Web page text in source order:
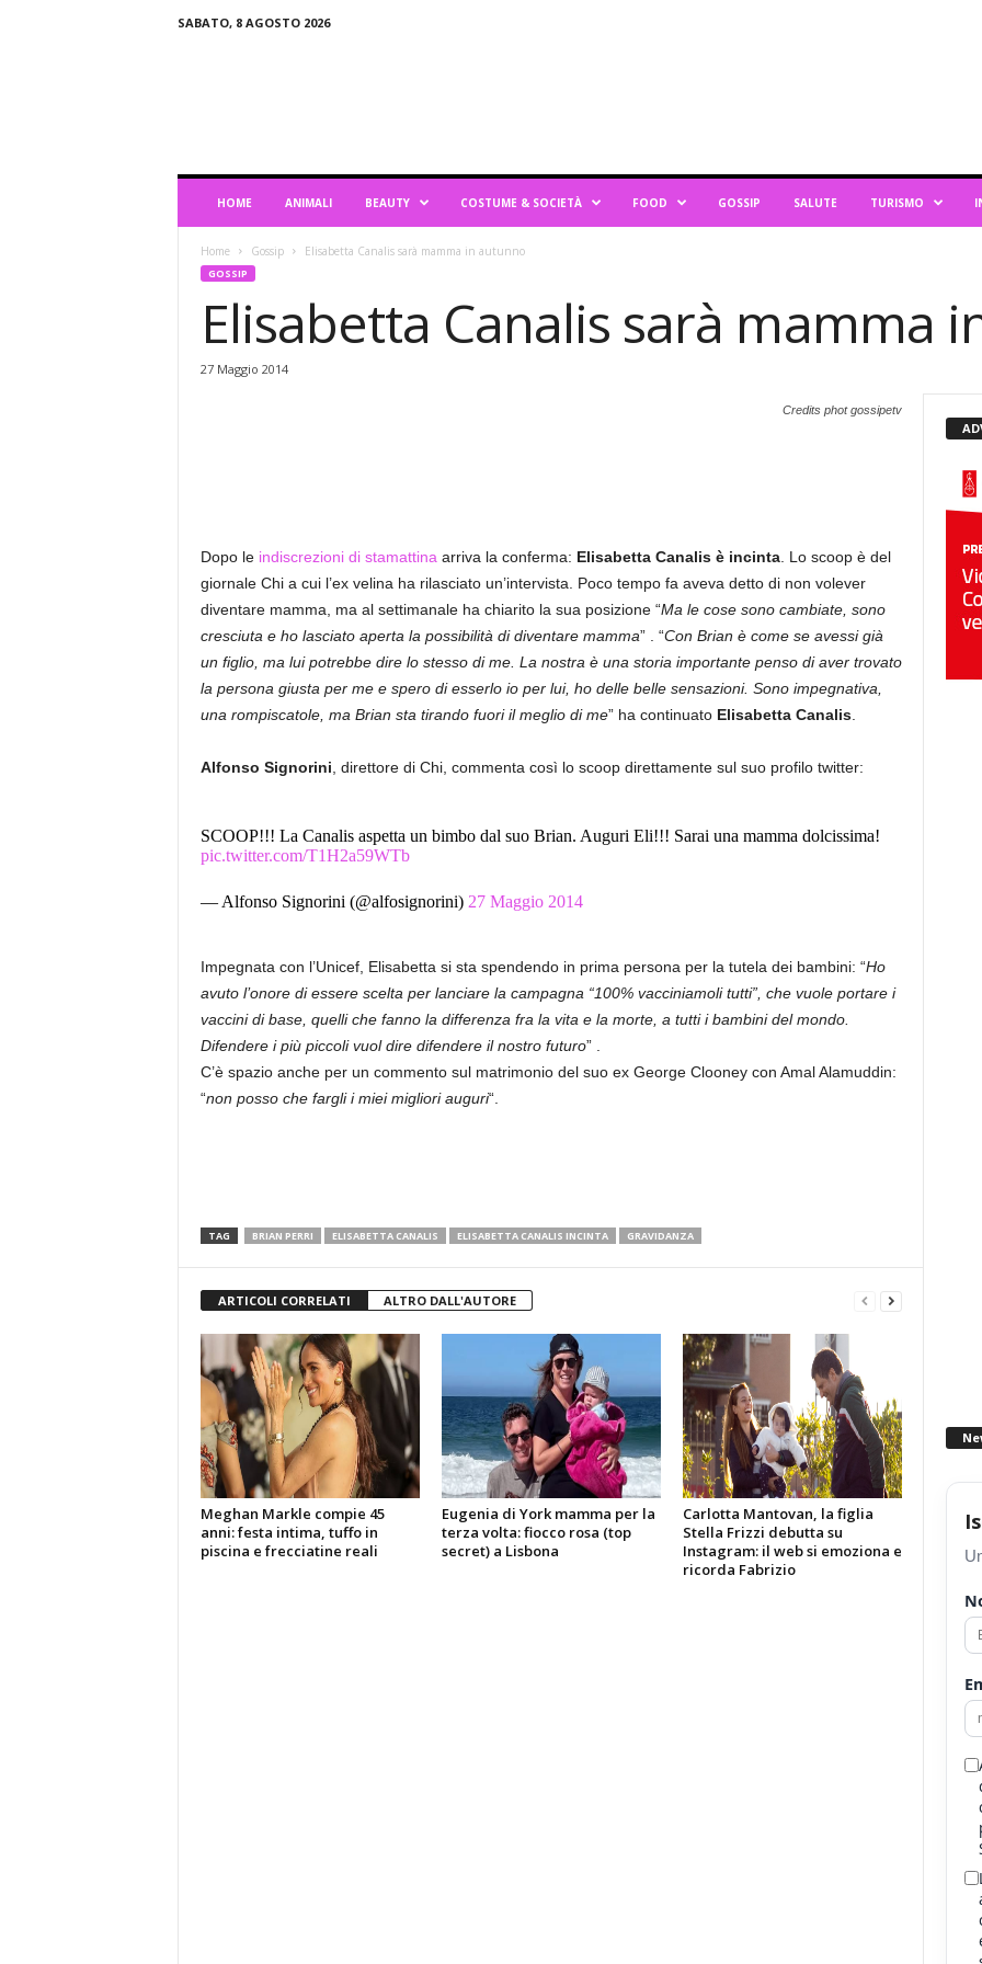
SABATO, 8 AGOSTO 2026
HOME ANIMALI BEAUTY COSTUME & SOCIETÀ FOOD GOSSIP SALUTE TURISMO
Home Gossip Elisabetta Canalis sarà mamma in autunno
GOSSIP
Elisabetta Canalis sarà mamma
27 Maggio 2014
Credits phot gossipetv
Dopo le indiscrezioni di stamattina arriva la conferma: Elisabetta Canalis è incinta. Lo scoop è del
giornale Chi a cui l’ex velina ha rilasciato un’intervista. Poco tempo fa aveva detto di non volever
diventare mamma, ma al settimanale ha chiarito la sua posizione “Ma le cose sono cambiate, sono
cresciuta e ho lasciato aperta la possibilità di diventare mamma” . “Con Brian è come se avessi già
un figlio, ma lui potrebbe dire lo stesso di me. La nostra è una storia importante penso di aver trovato
la persona giusta per me e spero di esserlo io per lui, ho delle belle sensazioni. Sono impegnativa,
una rompiscatole, ma Brian sta tirando fuori il meglio di me” ha continuato Elisabetta Canalis.
Alfonso Signorini , direttore di Chi, commenta così lo scoop direttamente sul suo profilo twitter:
SCOOP!!! La Canalis aspetta un bimbo dal suo Brian. Auguri Eli!!! Sarai una mamma dolcissima!
pic.twitter.com/T1H2a59WTb
— Alfonso Signorini (@alfosignorini) 27 Maggio 2014
Impegnata con l’Unicef, Elisabetta si sta spendendo in prima persona per la tutela dei bambini: “Ho
avuto l’onore di essere scelta per lanciare la campagna “100% vacciniamoli tutti”, che vuole portare i
vaccini di base, quelli che fanno la differenza fra la vita e la morte, a tutti i bambini del mondo.
Difendere i più piccoli vuol dire difendere il nostro futuro” .
C’è spazio anche per un commento sul matrimonio del suo ex George Clooney con Amal Alamuddin:
“non posso che fargli i miei migliori auguri“.
TAG BRIAN PERRI ELISABETTA CANALIS ELISABETTA CANALIS INCINTA GRAVIDANZA
ARTICOLI CORRELATI ALTRO DALL'AUTORE
Meghan Markle compie 45
anni: festa intima, tuffo in
piscina e frecciatine reali
Eugenia di York mamma per la
terza volta: fiocco rosa (top
secret) a Lisbona
Carlotta Mantovan, la figlia
Stella Frizzi debutta su
Instagram: il web si emoziona e
ricorda Fabrizio